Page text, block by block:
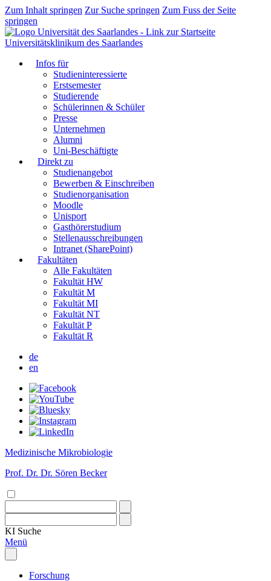
Zum Inhalt springen Zur Suche springen Zum Fuss der Seite
springen
Universitätsklinikum des Saarlandes
Infos für
Studieninteressierte
Erstsemester
Studierende
Schülerinnen & Schüler
Presse
Unternehmen
Alumni
Uni-Beschäftigte
Direkt zu
Studienangebot
Bewerben & Einschreiben
Studienorganisation
Moodle
Unisport
Gasthörerstudium
Stellenausschreibungen
Intranet (SharePoint)
Fakultäten
Alle Fakultäten
Fakultät HW
Fakultät M
Fakultät MI
Fakultät NT
Fakultät P
Fakultät R
de
en
Medizinische Mikrobiologie
Prof. Dr. Dr. Sören Becker
KI Suche
Menü
Forschung